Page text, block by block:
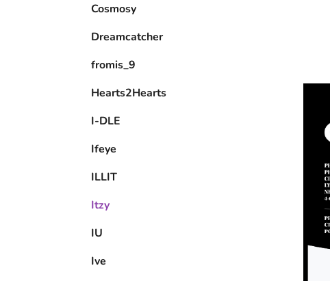
Cosmosy
Dreamcatcher
fromis_9
Hearts2Hearts
I-DLE
Ifeye
ILLIT
Itzy
IU
Ive